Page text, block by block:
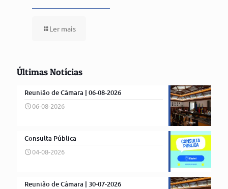
Ler mais
Últimas Notícias
Reunião de Câmara | 06-08-2026
06-08-2026
Consulta Pública
04-08-2026
Reunião de Câmara | 30-07-2026